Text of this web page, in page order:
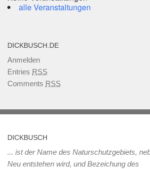
alle Veranstaltungen
DICKBUSCH.DE
Anmelden
Entries RSS
Comments RSS
DICKBUSCH
... ist der Name des Naturschutzgebiets,
Neu entstehen wird, und Bezeichung des